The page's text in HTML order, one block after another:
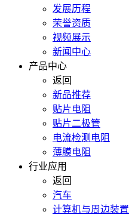
发展历程
荣誉资质
视频展示
新闻中心
产品中心
返回
新品推荐
贴片电阻
贴片二极管
电流检测电阻
薄膜电阻
行业应用
返回
汽车
计算机与周边装置